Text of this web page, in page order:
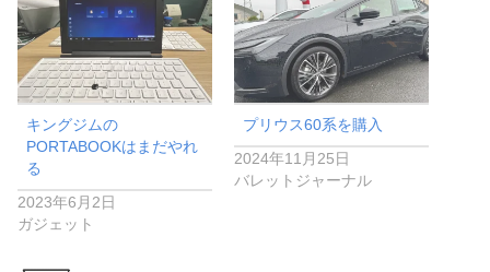
キングジムの
PORTABOOKはまだやれ
る
2023年6月2日
ガジェット
プリウス60系を購入
2024年11月25日
バレットジャーナル